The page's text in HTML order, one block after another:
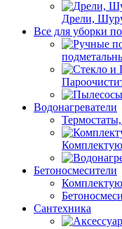
Дрели,
Все для уборки
Водонагреватели
Бетоносмесители
Сантехника